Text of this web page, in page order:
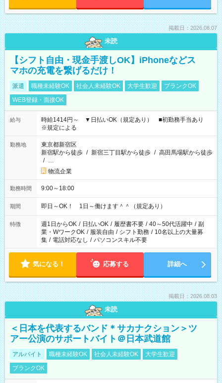
掲載日：2026.08.07
未読
【シフト自由・現金手渡しOK】iPhoneなどス
マホの充電を繋げるだけ！
派遣 職種未経験OK 社会人未経験OK 大学生歓迎
ブランクOK
WEB登録・面接OK
給与
時給1414円～ ▼日払いOK（規定あり） ■初勤務手当あり
※規定による
勤務地
東京都新宿区
新宿駅から徒歩 / 新宿三丁目駅から徒歩 / 高田馬場駅から徒歩
/ …
物流企業
勤務時間 9:00～18:00
期間 即日～OK！ 1日～働けます＾＾（規定あり）
特徴 週1日からOK / 日払いOK / 履歴書不要 / 40～50代活躍中 / 副
業・WワークOK / 服装自由 / シフト勤務 / 10名以上の大量募
集 / 電話対応なし / パソコンスキル不要
気になる！ 応募する 詳細へ
掲載日：2026.08.03
未読
＜日本を代表するバンド＊サカナクション＞ツ
アー公演のサポートバイト＠日本武道館
アルバイト 職種未経験OK 社会人未経験OK
大学生歓迎
ブランクOK